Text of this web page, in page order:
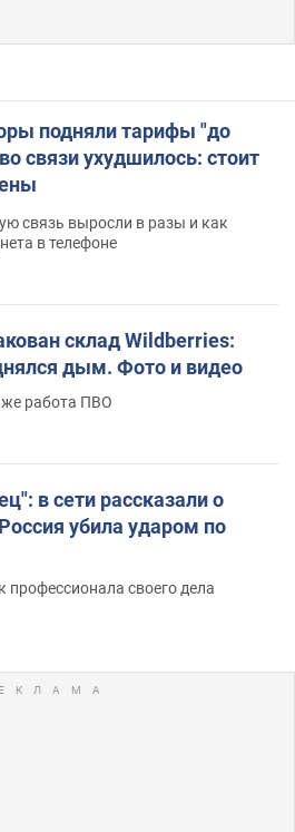
подняли тарифы "до
связи ухудшилось: стоит
связь выросли в разы и как
в телефоне
склад Wildberries:
дым. Фото и видео
работа ПВО
в сети рассказали о
убила ударом по
своего дела